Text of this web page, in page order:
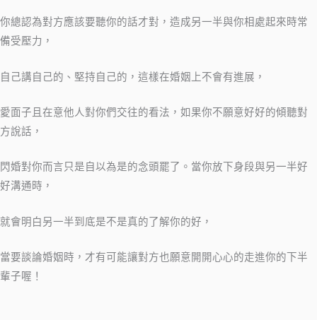
你總認為對方應該要聽你的話才對，造成另一半與你相處起來時常
備受壓力，
自己講自己的、堅持自己的，這樣在婚姻上不會有進展，
愛面子且在意他人對你們交往的看法，如果你不願意好好的傾聽對
方說話，
閃婚對你而言只是自以為是的念頭罷了。當你放下身段與另一半好
好溝通時，
就會明白另一半到底是不是真的了解你的好，
當要談論婚姻時，才有可能讓對方也願意開開心心的走進你的下半
輩子喔！